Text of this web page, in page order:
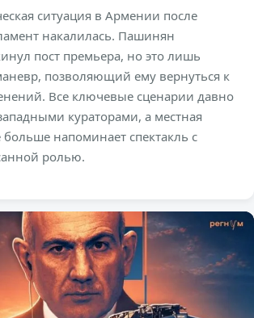
ситуация в Армении после
накалилась. Пашинян
пост премьера, но это лишь
позволяющий ему вернуться к
Все ключевые сценарии давно
кураторами, а местная
больше напоминает спектакль с
ролью.